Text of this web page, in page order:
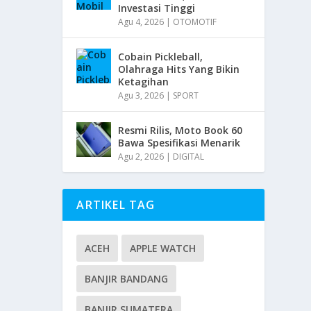
Investasi Tinggi
Agu 4, 2026 | OTOMOTIF
Cobain Pickleball,
Olahraga Hits Yang Bikin
Ketagihan
Agu 3, 2026 | SPORT
Resmi Rilis, Moto Book 60
Bawa Spesifikasi Menarik
Agu 2, 2026 | DIGITAL
ARTIKEL TAG
ACEH APPLE WATCH
BANJIR BANDANG